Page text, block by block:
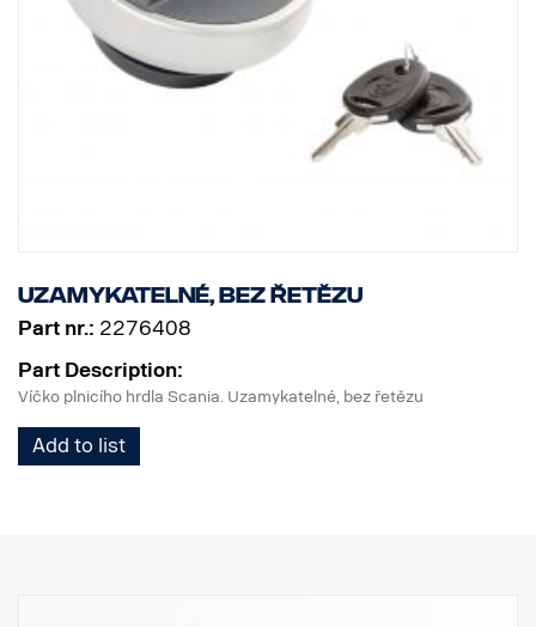
Uzamykatelné, bez řetězu
Part nr.: 2276408
Part Description:
Víčko plnicího hrdla Scania. Uzamykatelné, bez řetězu
Add to list